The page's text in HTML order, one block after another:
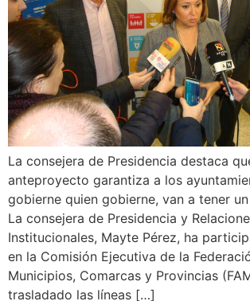
La consejera de Presidencia destaca
anteproyecto garantiza a los
gobierne quien gobierne, van a tener
La consejera de Presidencia y
Institucionales, Mayte Pérez, ha
en la Comisión Ejecutiva de la
Municipios, Comarcas y Provincias
trasladado las líneas […]